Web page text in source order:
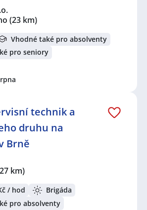
(23 km)
Vhodné také pro absolventy
pro seniory
technik a
druhu na
Brně
km)
/ hod
Brigáda
pro absolventy